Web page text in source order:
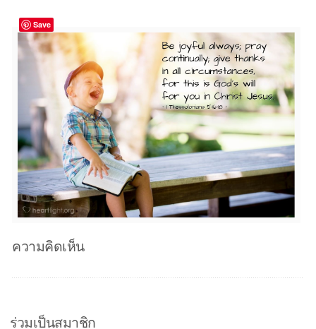
Save
ความคิดเห็น
ร่วมเป็นสมาชิก